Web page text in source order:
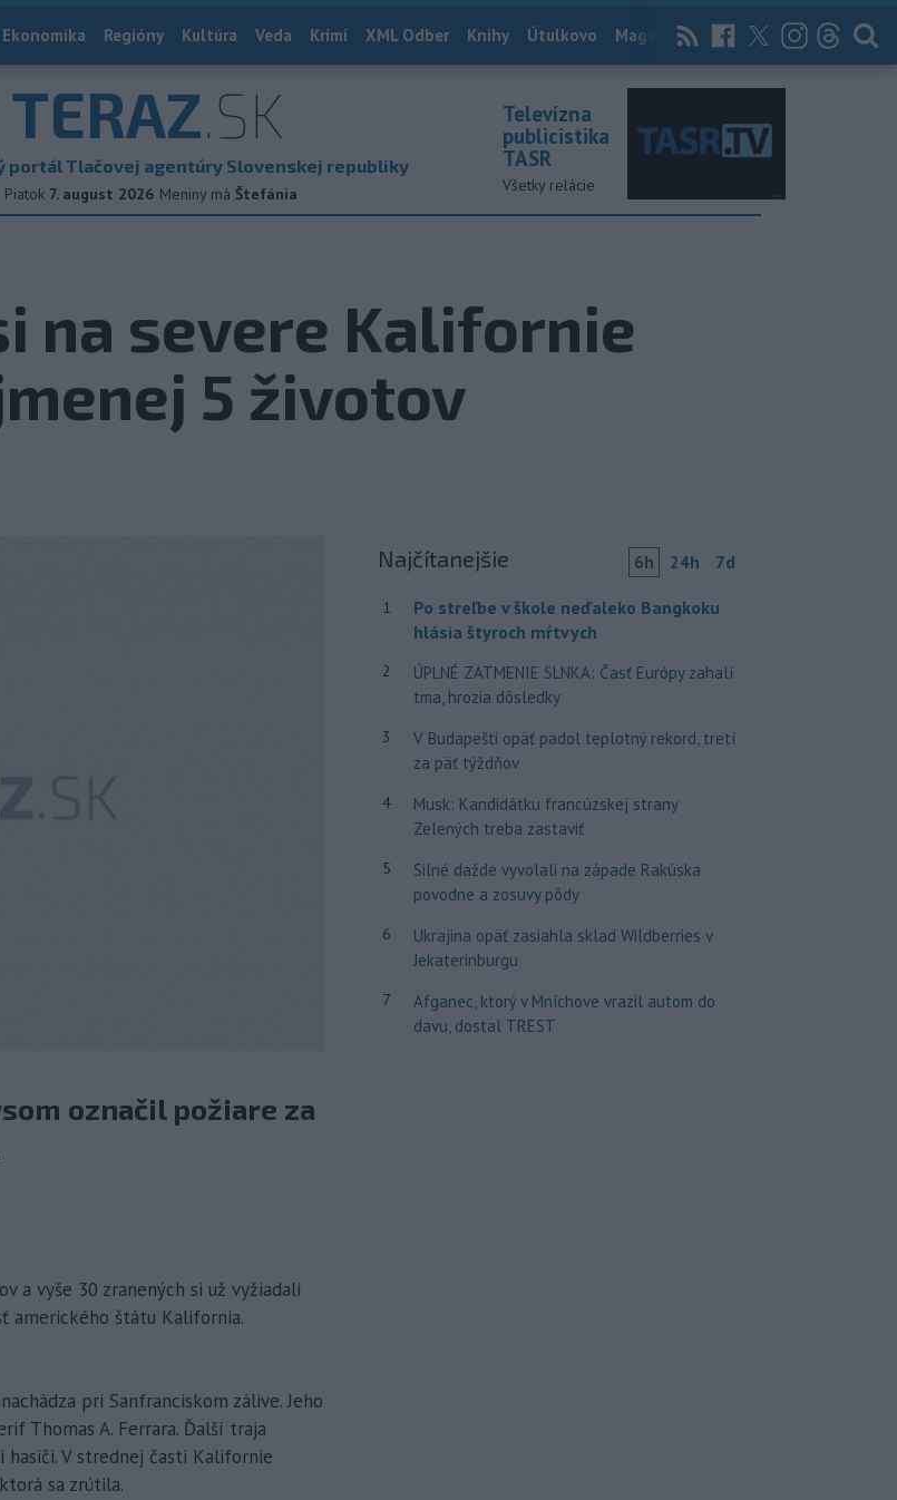
Ekonomika Regióny Kultúra Veda Krimi XML Odber Knihy Útulkovo Magazín News Now Archív
TERAZ.SK
portál Tlačovej agentúry Slovenskej republiky
Piatok 7. august 2026 Meniny má Štefánia
Televízna
publicistika
TASR
Všetky relácie
na severe Kalifornie
5 životov
označil požiare za
a vyše 30 zranených si už vyžiadali
amerického štátu Kalifornia.
pri Sanfranciskom zálive. Jeho
Thomas A. Ferrara. Ďalší traja
V strednej časti Kalifornie
sa zrútila.
Najčítanejšie 6h 24h 7d
1
Po streľbe v škole neďaleko Bangkoku
hlásia štyroch mŕtvych
2
ÚPLNÉ ZATMENIE SLNKA: Časť Európy zahalí
tma, hrozia dôsledky
3
V Budapešti opäť padol teplotný rekord, tretí
za päť týždňov
4
Musk: Kandidátku francúzskej strany
Zelených treba zastaviť
5
Silné dažde vyvolali na západe Rakúska
povodne a zosuvy pôdy
6
Ukrajina opäť zasiahla sklad Wildberries v
Jekaterinburgu
7
Afganec, ktorý v Mníchove vrazil autom do
davu, dostal TREST